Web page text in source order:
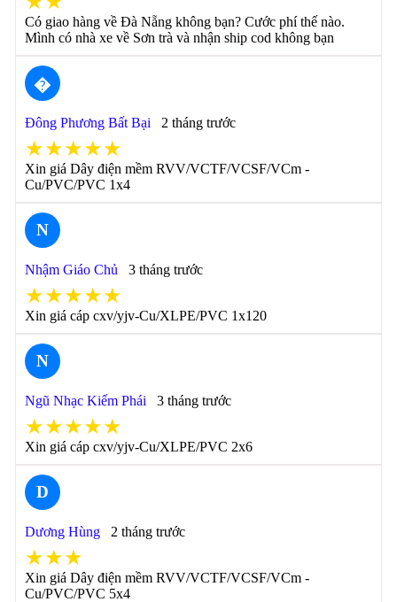
Có giao hàng về Đà Nẵng không bạn? Cước phí thế nào.
Mình có nhà xe về Sơn trà và nhận ship cod không bạn
�
Đông Phương Bất Bại 2 tháng trước
★★★★★
Xin giá Dây điện mềm RVV/VCTF/VCSF/VCm -
Cu/PVC/PVC 1x4
N
Nhậm Giáo Chủ 3 tháng trước
★★★★★
Xin giá cáp cxv/yjv-Cu/XLPE/PVC 1x120
N
Ngũ Nhạc Kiếm Phái 3 tháng trước
★★★★★
Xin giá cáp cxv/yjv-Cu/XLPE/PVC 2x6
D
Dương Hùng 2 tháng trước
★★★
Xin giá Dây điện mềm RVV/VCTF/VCSF/VCm -
Cu/PVC/PVC 5x4